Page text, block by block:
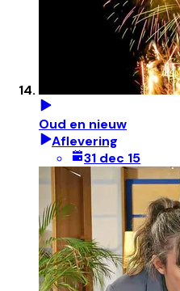
Oud en nieuw
Aflevering
31 dec 15